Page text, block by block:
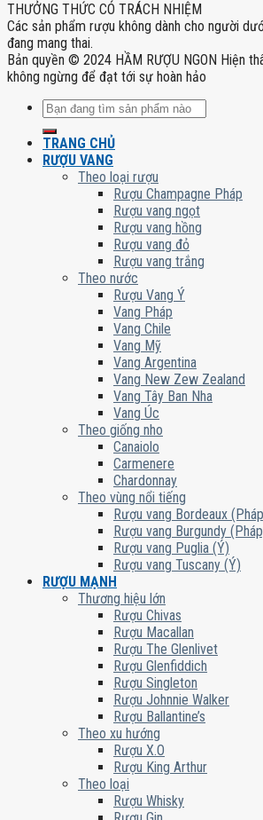
THƯỞNG THỨC CÓ TRÁCH NHIỆM
Các sản phẩm rượu không dành cho người
đang mang thai.
Bản quyền © 2024 HẦM RƯỢU NGON Hiện
không ngừng để đạt tới sự hoàn hảo
Tìm
TRANG CHỦ
RƯỢU VANG
Theo loại rượu
Rượu Champagne Pháp
Rượu vang ngọt
Rượu vang hồng
Rượu vang đỏ
Rượu vang trắng
Theo nước
Rượu Vang Ý
Vang Pháp
Vang Chile
Vang Mỹ
Vang Argentina
Vang New Zew Zealand
Vang Tây Ban Nha
Vang Úc
Theo giống nho
Canaiolo
Carmenere
Chardonnay
Theo vùng nổi tiếng
Rượu vang Bordeaux
Rượu vang Burgundy
Rượu vang Puglia (Ý)
Rượu vang Tuscany (Ý)
RƯỢU MẠNH
Thương hiệu lớn
Rượu Chivas
Rượu Macallan
Rượu The Glenlivet
Rượu Glenfiddich
Rượu Singleton
Rượu Johnnie Walker
Rượu Ballantine’s
Theo xu hướng
Rượu X.O
Rượu King Arthur
Theo loại
Rượu Whisky